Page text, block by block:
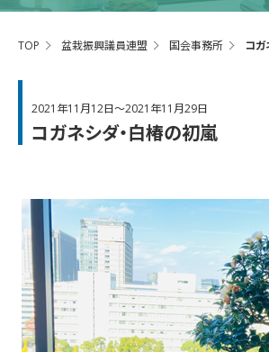
TOP 盆栽振興議員連盟 国会事務所 コ
2021年11月12日～2021年11月29日
コガネシダ・白椿の初嵐